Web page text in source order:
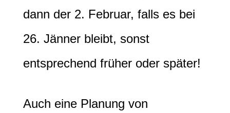
dann der 2. Februar, falls es bei
26. Jänner bleibt, sonst
entsprechend früher oder später!
Auch eine Planung von